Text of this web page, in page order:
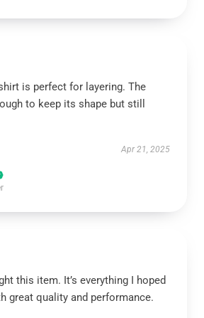
is perfect for layering. The
to keep its shape but still
Apr 21, 2025
this item. It’s everything I hoped
great quality and performance.